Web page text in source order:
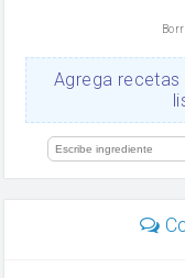
Ajos
Levadura
limón
Agrega recetas